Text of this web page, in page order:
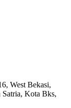
West Bekasi,
Satria, Kota Bks,